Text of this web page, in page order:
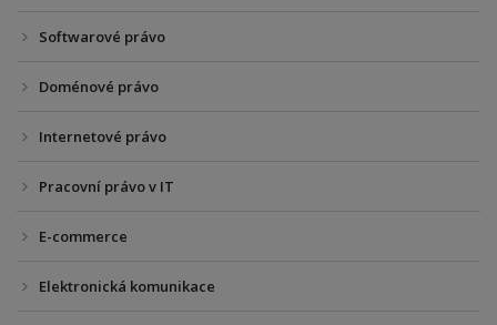
Softwarové právo
Doménové právo
Internetové právo
Pracovní právo v IT
E-commerce
Elektronická komunikace